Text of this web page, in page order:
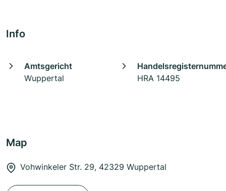
Info
Amtsgericht
Wuppertal
HRA 14495
Map
Vohwinkeler Str. 29, 42329 Wuppertal